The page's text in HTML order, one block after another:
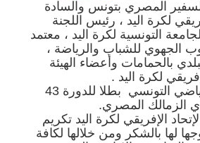
المصري بتونس والسادة
لكرة اليد ، رئيس اللجنة
التونسية لكرة اليد ، معتمد
الجهوي للشباب والرياضة ،
بالحمامات وأعضاء الهيئة
لكرة اليد .
التونسي
بطلا للدورة 43
الزمالك المصري.
الإفريقي لكرة اليد تكريم
لها بالشكر ومن خلالها لكافة